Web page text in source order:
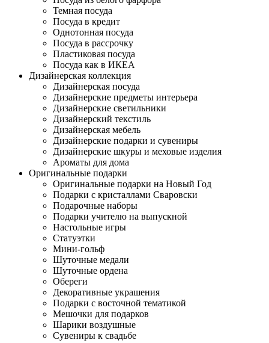
Темная посуда
Посуда в кредит
Однотонная посуда
Посуда в рассрочку
Пластиковая посуда
Посуда как в ИКЕА
Дизайнерская коллекция
Дизайнерская посуда
Дизайнерские предметы интерьера
Дизайнерские светильники
Дизайнерский текстиль
Дизайнерская мебель
Дизайнерские подарки и сувениры
Дизайнерские шкуры и меховые изделия
Ароматы для дома
Оригинальные подарки
Оригинальные подарки на Новый Год
Подарки с кристаллами Сваровски
Подарочные наборы
Подарки учителю на выпускной
Настольные игры
Статуэтки
Мини-гольф
Шуточные медали
Шуточные ордена
Обереги
Декоративные украшения
Подарки с восточной тематикой
Мешочки для подарков
Шарики воздушные
Сувениры к свадьбе